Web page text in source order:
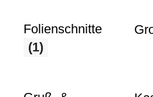
Folienschnitte
(1)